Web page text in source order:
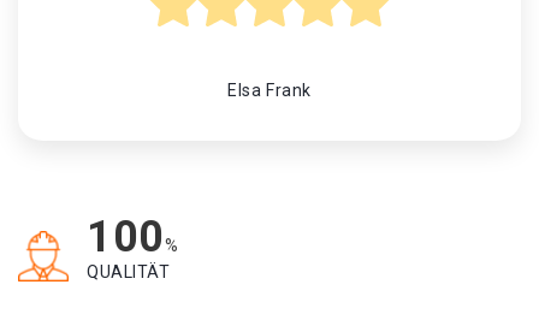
Elsa Frank
100%
QUALITÄT